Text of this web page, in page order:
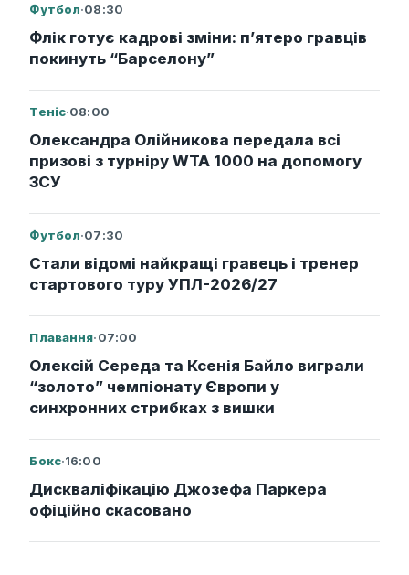
Футбол·08:30
Флік готує кадрові зміни: п’ятеро гравців
покинуть “Барселону”
Теніс·08:00
Олександра Олійникова передала всі
призові з турніру WTA 1000 на допомогу
ЗСУ
Футбол·07:30
Стали відомі найкращі гравець і тренер
стартового туру УПЛ-2026/27
Плавання·07:00
Олексій Середа та Ксенія Байло виграли
“золото” чемпіонату Європи у
синхронних стрибках з вишки
Бокс·16:00
Дискваліфікацію Джозефа Паркера
офіційно скасовано